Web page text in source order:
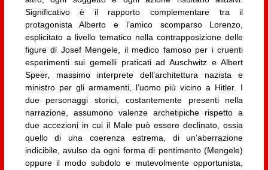
Significativo è il rapporto complementare tra il
protagonista Alberto e l’amico scomparso Lorenzo,
esplicitato a livello tematico nella contrapposizione delle
figure di Josef Mengele, il medico famoso per i cruenti
esperimenti sui gemelli praticati ad Auschwitz e Albert
Speer, massimo interprete dell’architettura nazista e
ministro per gli armamenti, l’uomo più vicino a Hitler. I
due personaggi storici, costantemente presenti nella
narrazione, assumono valenze archetipiche rispetto a
due accezioni in cui il Male può essere declinato, ossia
quello di una coerenza estrema, di un’aberrazione
indicibile, avulso da ogni forma di pentimento (Mengele)
oppure il modo subdolo e mutevolmente opportunista,